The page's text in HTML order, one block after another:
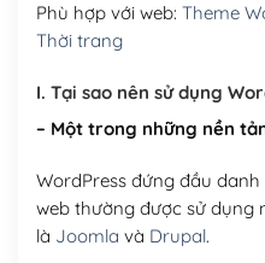
Phù hợp với web: Theme
Thời trang
I. Tại sao nên sử dụng
– Một trong những nền
WordPress đứng đầu
web thường được sử dụng
là Joomla và Drupal.